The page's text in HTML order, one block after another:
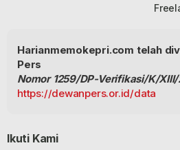
Harianmemokepri.com telah
Pers
Nomor 1259/DP-Verifikasi/K/
https://dewanpers.or.id/data
Ikuti Kami